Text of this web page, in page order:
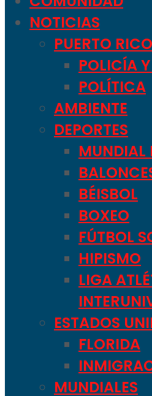
NOTICIAS
PUERTO RICO
POLICÍA
POLÍTICA
AMBIENTE
DEPORTES
MUNDIAL
BÉISBOL
BOXEO
FÚTBOL
HIPISMO
LIGA
ESTADOS
FLORIDA
MUNDIALES